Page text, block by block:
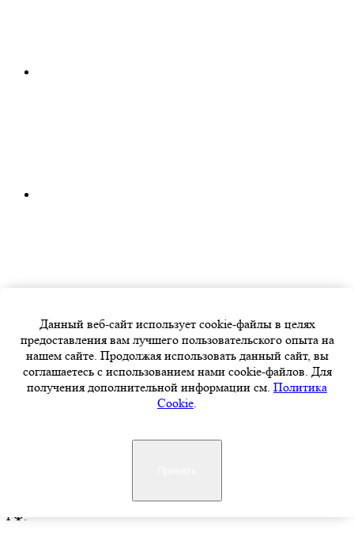
определяемой положениями Статьи 437 Гражданского кодекса
РФ.
Данный веб-сайт использует cookie-файлы в целях
предоставления вам лучшего пользовательского опыта на
нашем сайте. Продолжая использовать данный сайт, вы
соглашаетесь с использованием нами cookie-файлов. Для
получения дополнительной информации см. Политика
Cookie.